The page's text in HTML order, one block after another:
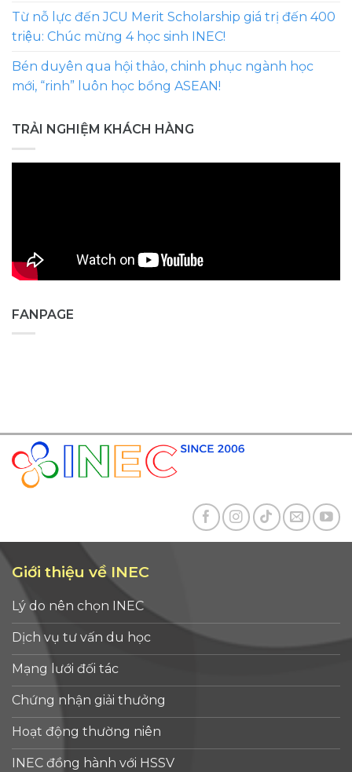
Từ nỗ lực đến JCU Merit Scholarship giá trị đến 400
triệu: Chúc mừng 4 học sinh INEC!
Bén duyên qua hội thảo, chinh phục ngành học
mới, “rinh” luôn học bổng ASEAN!
TRẢI NGHIỆM KHÁCH HÀNG
FANPAGE
Giới thiệu về INEC
Lý do nên chọn INEC
Dịch vụ tư vấn du học
Mạng lưới đối tác
Chứng nhận giải thưởng
Hoạt động thường niên
INEC đồng hành với HSSV